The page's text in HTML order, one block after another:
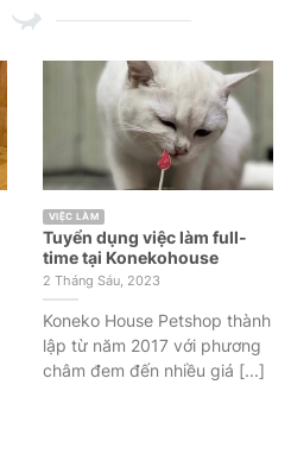
VIỆC LÀM
Tuyển dụng việc làm full-
time tại Konekohouse
2 Tháng Sáu, 2023
Koneko House Petshop thành
lập từ năm 2017 với phương
châm đem đến nhiều giá [...]